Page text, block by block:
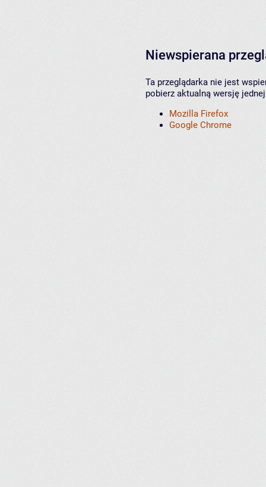
Niewspierana
Ta przeglądarka nie jest
pobierz aktualną wersję
Mozilla Firefox
Google Chrome